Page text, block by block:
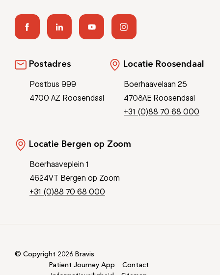
Postadres
Postbus 999
4700 AZ Roosendaal
Locatie Roosendaal
Boerhaavelaan 25
4708AE Roosendaal
+31 (0)88 70 68 000
Locatie Bergen op Zoom
Boerhaaveplein 1
4624VT Bergen op Zoom
+31 (0)88 70 68 000
© Copyright 2026 Bravis
Patient Journey App
Contact